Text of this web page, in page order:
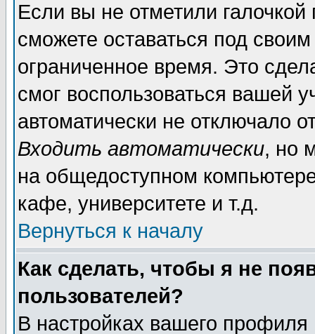
Если вы не отметили галочкой
сможете оставаться под
ограниченное время. Это
смог воспользоваться вашей
автоматически не отключало
Входить автоматически, но
на общедоступном
кафе, университете и т.д.
Вернуться к началу
Как сделать, чтобы я не
пользователей?
В настройках вашего